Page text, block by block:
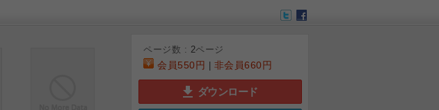
ページ数 : 2ページ
会員550円 非会員660円
ダウンロード